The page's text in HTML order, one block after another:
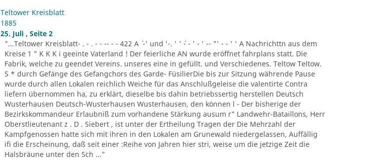
Teltower Kreisblatt
1885
25. Juli , Seite 2
"...Teltower Kreisblatt- . - . - - -- - - 422 A ´ -' und '-. ' ' ´- - ' - ' -- "' - - ' ' A Nachrichttn aus dem
Kreise 1 " K K K i geeinte Vaterland ! Der feierliche AN wurde eröffnet fahrplans statt. Die
Fabrik, welche zu geendet Vereins. unseres eine in gefüllt. und Verschiedenes. Teltow Teltow.
S * durch Gefänge des Gefangchors des Garde- FüsilierDie bis zur Sitzung währende Pause
wurde durch allen Lokalen reichlich Weiche für das Anschlußgeleise die valentirte Contra
liefern übernommen ha, zu erklärt, dieselbe bis dahin betriebssertig herstellen Deutsch
Wusterhausen Deutsch-Wusterhausen Wusterhausen, den können l - Der bisherige der
Bezirkskommandeur Erlaubniß zum vorhandene Stärkung ausum r" Landwehr-Bataillons, Herr
Oberstlieutenant z . D . Siebert , ist unter der Ertheilung Tragen der Die Mehrzahl der
Kampfgenossen hatte sich mit ihren in den Lokalen am Grunewald niedergelassen, Auffällig
ifi die Erscheinung, daß seit einer :Reihe von Jahren hier stri, weise um die jetzige Zeit die
Halsbräune unter den Sch ..."